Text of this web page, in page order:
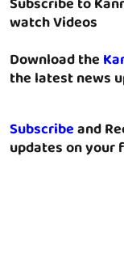
watch Videos
Download the
the latest news
Subscribeand
updates on